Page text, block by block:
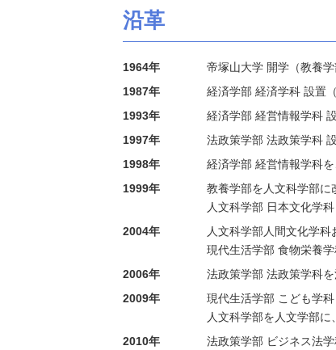
沿革
1964年
帝塚山大学 開学（教養
1987年
経済学部 経済学科 設置
1993年
経済学部 経営情報学科
1997年
法政策学部 法政策学科
1998年
経済学部 経営情報学科
1999年
教養学部を人文科学部に
人文科学部 日本文化学
2004年
人文科学部人間文化学
現代生活学部 食物栄養
2006年
法政策学部 法政策学科
2009年
現代生活学部 こども学
人文科学部を人文学部
2010年
法政策学部 ビジネス法